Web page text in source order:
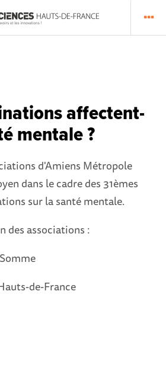
affectent-
mentale ?
d'Amiens Métropole
dans le cadre des 31èmes
sur la santé mentale.
des associations :
de-France